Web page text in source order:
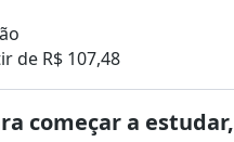
de R$ 107,48
começar a estudar,